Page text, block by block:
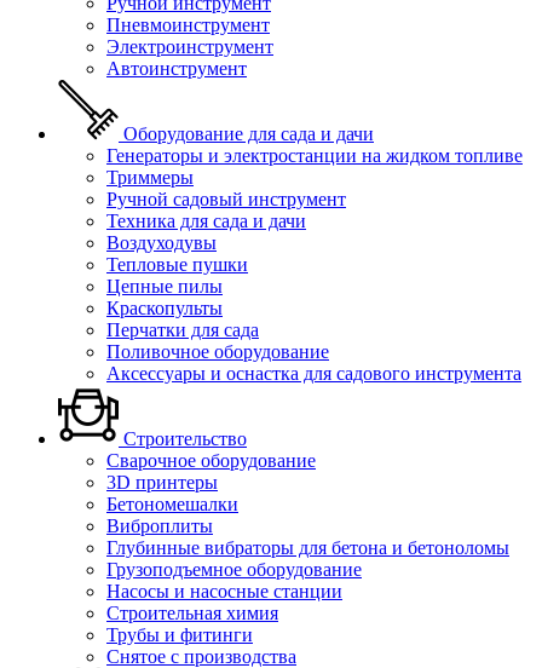
Пневмоинструмент
Электроинструмент
Автоинструмент
Оборудование для сада и дачи
Генераторы и электростанции на жидком топливе
Триммеры
Ручной садовый инструмент
Техника для сада и дачи
Воздуходувы
Тепловые пушки
Цепные пилы
Краскопульты
Перчатки для сада
Поливочное оборудование
Аксессуары и оснастка для садового инструмента
Строительство
Сварочное оборудование
3D принтеры
Бетономешалки
Виброплиты
Глубинные вибраторы для бетона и бетоноломы
Грузоподъемное оборудование
Насосы и насосные станции
Строительная химия
Трубы и фитинги
Снятое с производства